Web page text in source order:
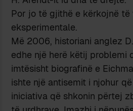
Por jo të gjithë e kërkojnë
eksperimentale.
Më 2006, historiani anglez
edhe një herë këtij problemi
imtësisht biografinë e
ishte një antisemit i njohur
iniciativa që shkonin përtej